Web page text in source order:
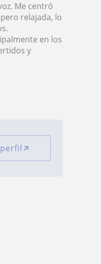
Me centró
relajada, lo
en los
y